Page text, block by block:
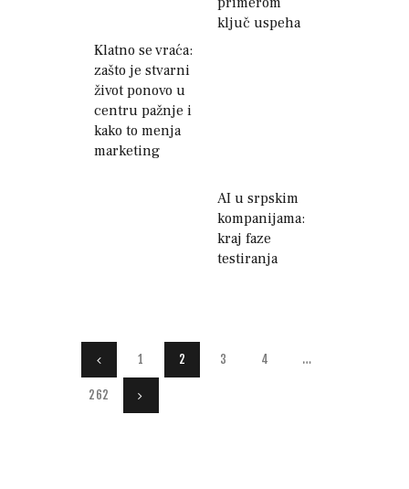
ključ uspeha
Klatno se vraća:
zašto je stvarni
život ponovo u
centru pažnje i
kako to menja
marketing
AI u srpskim
kompanijama:
kraj faze
testiranja
Paginacija
članaka
PAGE
1 PAGE
2 PAGE
3 PAGE
4 …
PAGE
262